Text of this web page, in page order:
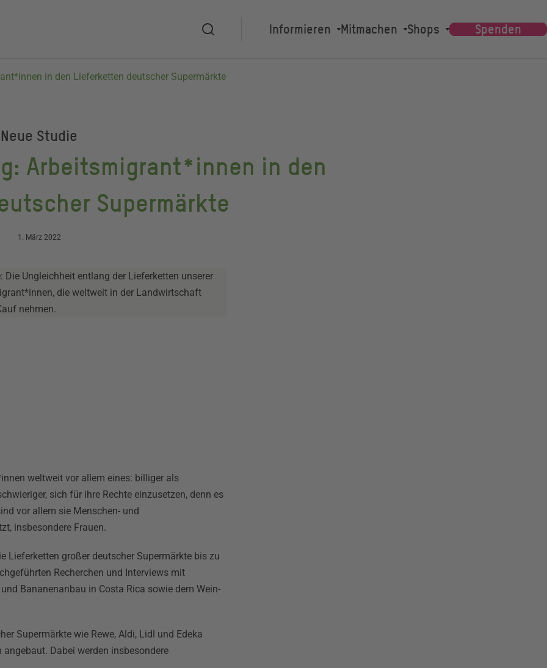
Suche
Main
Informieren Mitmachen Shops Spenden
in den Lieferketten deutscher Supermärkte
Neue Studie
Arbeitsmigrant*innen in den
Supermärkte
1. März 2022
Ungleichheit entlang der Lieferketten unserer
die weltweit in der Landwirtschaft
nehmen.
weltweit vor allem eines: billiger als
sich für ihre Rechte einzusetzen, denn es
vor allem sie Menschen- und
insbesondere Frauen.
Lieferketten großer deutscher Supermärkte bis zu
Recherchen und Interviews mit
Bananenanbau in Costa Rica sowie dem Wein-
Supermärkte wie Rewe, Aldi, Lidl und Edeka
Dabei werden insbesondere